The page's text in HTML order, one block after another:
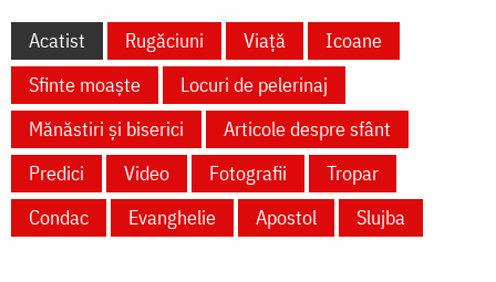
Acatist Rugăciuni Viață
Icoane
Sfinte moaște
Locuri de pelerinaj
Mănăstiri și biserici
Articole despre sfânt
Predici
Video Fotografii
Tropar
Condac
Evanghelie Apostol Slujba